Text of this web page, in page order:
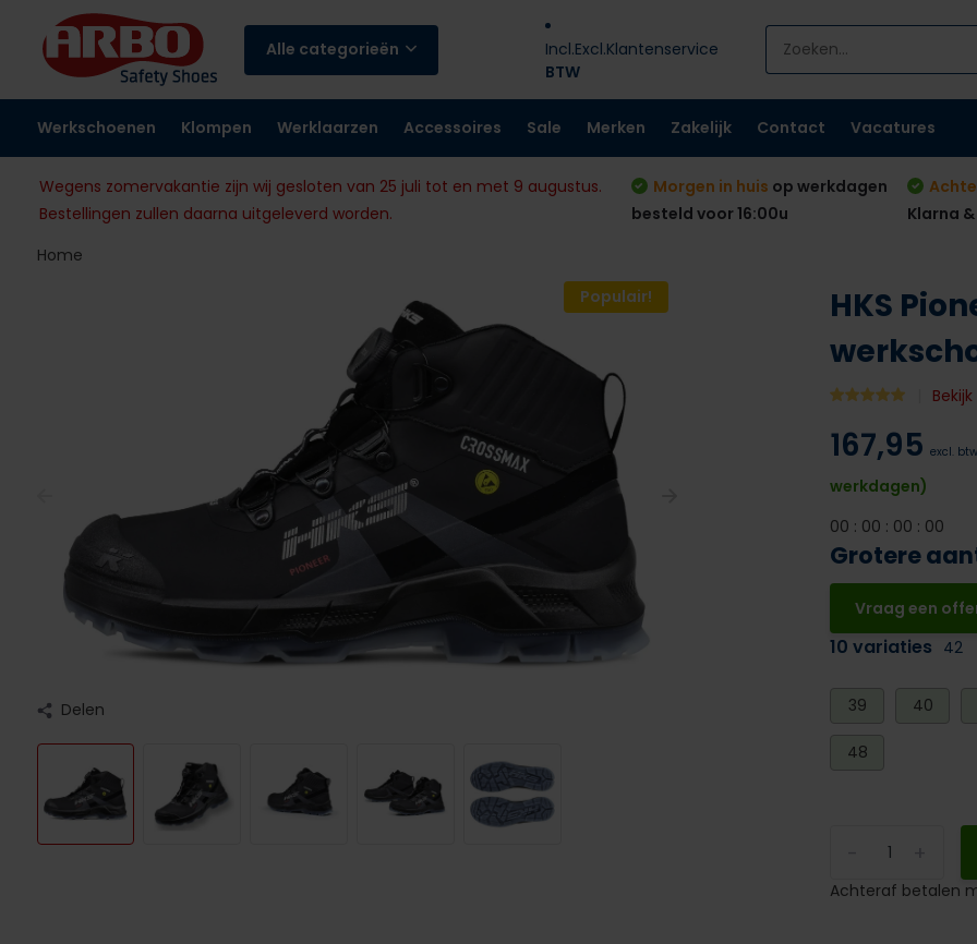
Alle categorieën Incl.Excl.
BTW
Klantenservice
Werkschoenen Klompen Werklaarzen Accessoires Sale Merken Zakelijk Contact Vacatures
Wegens zomervakantie zijn wij gesloten van 25 juli tot en met 9 augustus.
Bestellingen zullen daarna uitgeleverd worden.
Morgen in huis op werkdagen
besteld voor 16:00u
Klarna
Home
Populair!
Delen
HKS
167,95 excl.
werkdagen)
00 : 00 : 00 : 00
Grotere
Vraag een
10 variaties 42
39 40
48
Achteraf betalen